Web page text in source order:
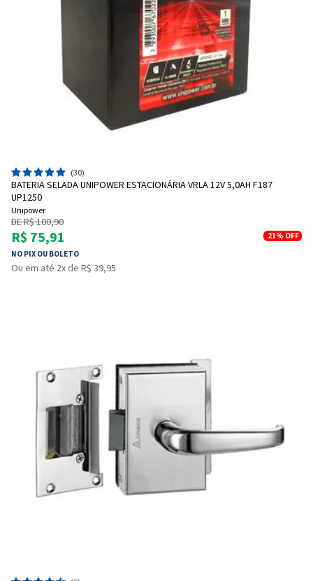
(30)
BATERIA SELADA UNIPOWER ESTACIONÁRIA VRLA 12V 5,0AH F187
UP1250
Unipower
DE R$ 100,90
R$ 75,91
NO PIX OU BOLETO
21% OFF
Ou em até 2x de R$ 39,95